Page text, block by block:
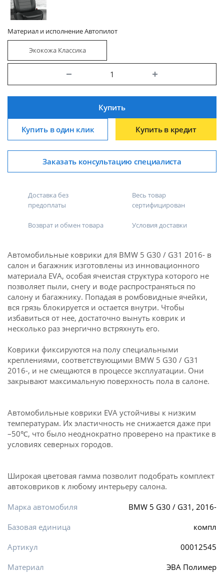
Материал и исполнение Автопилот
Экокожа Классика
Купить
Купить в один клик Купить в кредит
Заказать консультацию специалиста
Доставка без
предоплаты
Весь товар
сертифицирован
Возврат и обмен товара Условия доставки
Автомобильные коврики для BMW 5 G30 / G31 2016- в
салон и багажник изготовлены из инновационного
материала EVA, особая ячеистая структура которого не
позволяет пыли, снегу и воде распространяться по
салону и багажнику. Попадая в ромбовидные ячейки,
вся грязь блокируется и остается внутри. Чтобы
избавиться от нее, достаточно вынуть коврик и
несколько раз энергично встряхнуть его.
Коврики фиксируются на полу специальными
креплениями, соответствующими BMW 5 G30 / G31
2016-, и не смещаются в процессе эксплуатации. Они
закрывают максимальную поверхность пола в салоне.
Автомобильные коврики EVA устойчивы к низким
температурам. Их эластичность не снижается даже при
–50℃, что было неоднократно проверено на практике в
условиях северных городов.
Широкая цветовая гамма позволит подобрать комплект
автоковриков к любому интерьеру салона.
Марка автомобиля
BMW 5 G30 / G31, 2016-
Базовая единица
компл
Артикул
00012545
Материал
ЭВА Полимер